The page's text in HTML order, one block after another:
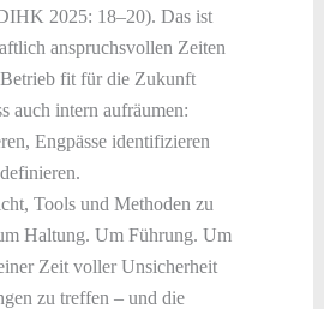
2025: 18–20). Das ist
anspruchsvollen Zeiten
fit für die Zukunft
auch intern aufräumen:
Engpässe identifizieren
Tools und Methoden zu
Haltung. Um Führung. Um
Zeit voller Unsicherheit
zu treffen – und die